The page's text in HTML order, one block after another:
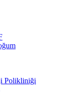
Polikliniği